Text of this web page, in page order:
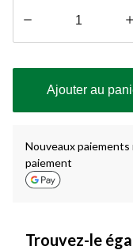
à
Ajouter au
Nouveaux paiements
paiement
Trouvez-le